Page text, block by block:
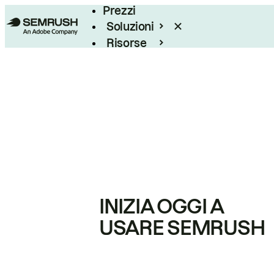
Prezzi
Soluzioni
Risorse
INIZIA OGGI A
USARE SEMRUSH